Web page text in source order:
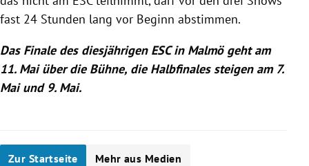
fast 24 Stunden lang vor Beginn abstimmen.
Das Finale des diesjährigen ESC in Malmö geht am
11. Mai über die Bühne, die Halbfinales steigen am 7.
Mai und 9. Mai.
Zur Startseite Mehr aus Medien